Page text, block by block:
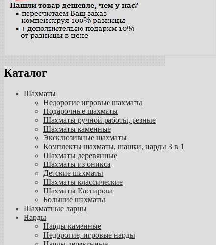
Каталог
Шахматы
Недорогие игровые шахматы
Подарочные шахматы
Шахматы ручной работы, резные
Шахматы каменные
Эксклюзивные шахматы
Комплекты шахматы, шашки, нарды 3 в 1
Шахматы деревянные
Шахматы из оникса
Детские шахматы
Шахматы классические
Шахматы Каспарова
Большие шахматы
Шахматные ларцы
Нарды
Нарды каменные
Недорогие, игровые нарды